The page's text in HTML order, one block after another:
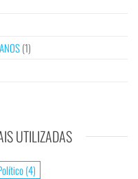
(1)
UTILIZADAS
(4)